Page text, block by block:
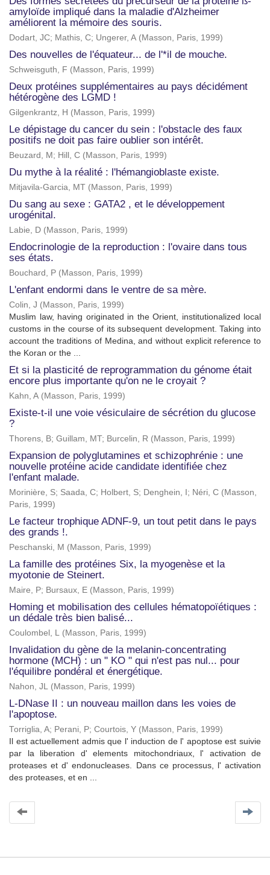
amyloïde impliqué dans la maladie d'Alzheimer
améliorent la mémoire des souris.
Dodart, JC; Mathis, C; Ungerer, A (Masson, Paris, 1999)
Des nouvelles de l'équateur... de l'*il de mouche.
Schweisguth, F (Masson, Paris, 1999)
Deux protéines supplémentaires au pays décidément
hétérogène des LGMD !
Gilgenkrantz, H (Masson, Paris, 1999)
Le dépistage du cancer du sein : l'obstacle des faux
positifs ne doit pas faire oublier son intérêt.
Beuzard, M ; Hill, C (Masson, Paris, 1999)
Du mythe à la réalité : l'hémangioblaste existe.
Mitjavila-Garcia, MT (Masson, Paris, 1999)
Du sang au sexe : GATA2 , et le développement
urogénital.
Labie, D (Masson, Paris, 1999)
Endocrinologie de la reproduction : l'ovaire dans tous
ses états.
Bouchard, P (Masson, Paris, 1999)
L'enfant endormi dans le ventre de sa mère.
Colin, J (Masson, Paris, 1999)
Muslim law, having originated in the Orient, institutionalized local
customs in the course of its subsequent development. Taking into
account the traditions of Medina, and without explicit reference to
the Koran or the ...
Et si la plasticité de reprogrammation du génome était
encore plus importante qu'on ne le croyait ?
Kahn, A (Masson, Paris, 1999)
Existe-t-il une voie vésiculaire de sécrétion du glucose
?
Thorens, B; Guillam, MT; Burcelin, R (Masson, Paris, 1999)
Expansion de polyglutamines et schizophrénie : une
nouvelle protéine acide candidate identifiée chez
l'enfant malade.
Morinière, S; Saada, C; Holbert, S; Denghein, I ; Néri, C (Masson,
Paris, 1999)
Le facteur trophique ADNF-9, un tout petit dans le pays
des grands !.
Peschanski, M (Masson, Paris, 1999)
La famille des protéines Six, la myogenèse et la
myotonie de Steinert.
Maire, P; Bursaux, E (Masson, Paris, 1999)
Homing et mobilisation des cellules hématopoïétiques :
un dédale très bien balisé...
Coulombel, L (Masson, Paris, 1999)
Invalidation du gène de la melanin-concentrating
hormone (MCH) : un " KO " qui n'est pas nul... pour
l'équilibre pondéral et énergétique.
Nahon, JL (Masson, Paris, 1999)
L-DNase II : un nouveau maillon dans les voies de
l'apoptose.
Torriglia, A; Perani, P; Courtois, Y (Masson, Paris, 1999)
Il est actuellement admis que l' induction de l' apoptose est suivie
par la liberation d' elements mitochondriaux, l' activation de
proteases et d' endonucleases. Dans ce processus, l' activation
des proteases, et en ...